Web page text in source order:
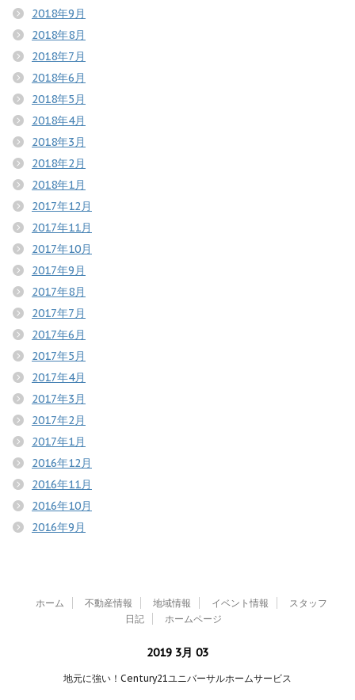
2018年9月
2018年8月
2018年7月
2018年6月
2018年5月
2018年4月
2018年3月
2018年2月
2018年1月
2017年12月
2017年11月
2017年10月
2017年9月
2017年8月
2017年7月
2017年6月
2017年5月
2017年4月
2017年3月
2017年2月
2017年1月
2016年12月
2016年11月
2016年10月
2016年9月
ホーム 不動産情報 地域情報 イベント情報
スタッフ
日記
ホームページ
2019 3月 03
地元に強い！Century21ユニバーサルホームサービス